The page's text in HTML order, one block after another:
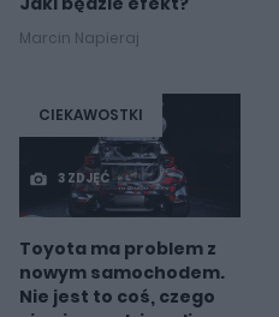
Marcin Napieraj
CIEKAWOSTKI
3 ZDJĘĆ
Toyota ma problem z
nowym samochodem.
Nie jest to coś, czego